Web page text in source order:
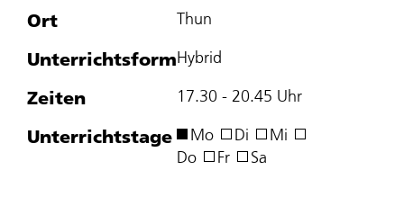
Ort Thun
UnterrichtsformHybrid
Zeiten 17.30 - 20.45 Uhr
Unterrichtstage Mo Di
Mi
Do
Fr Sa